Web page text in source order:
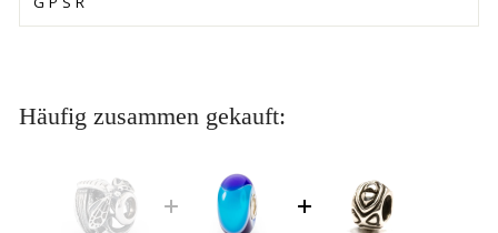
Häufig zusammen gekauft: